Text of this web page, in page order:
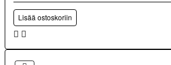
Lisää ostoskoriin